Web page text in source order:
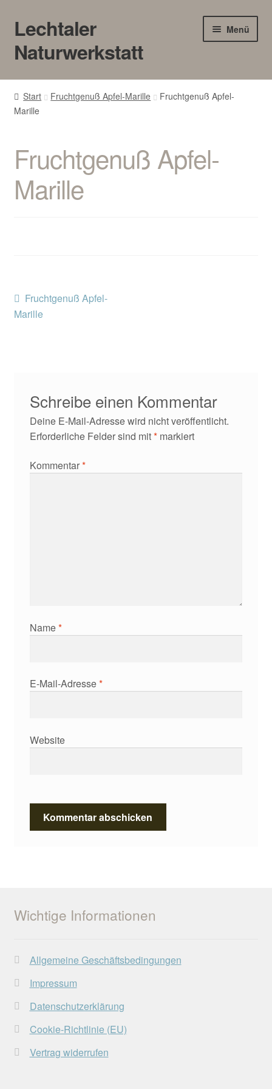
Zur
Navigation
springen
Zum
Inhalt
springen
Lechtaler
Naturwerkstatt
Menü
HOME
BLOG
Start Fruchtgenuß Apfel-Marille
Fruchtgenuß Apfel-
Marille
Fruchtgenuß Apfel-
Marille
Beitragsnavigation
Vorheriger
Beitrag:
Fruchtgenuß Apfel-
Marille
Schreibe einen Kommentar
Deine E-Mail-Adresse wird nicht veröffentlicht.
Erforderliche Felder sind mit*markiert
Kommentar*
Name*
E-Mail-Adresse*
Website
Wichtige Informationen
Allgemeine Geschäftsbedingungen
Impressum
Datenschutzerklärung
Cookie-Richtlinie (EU)
Vertrag widerrufen